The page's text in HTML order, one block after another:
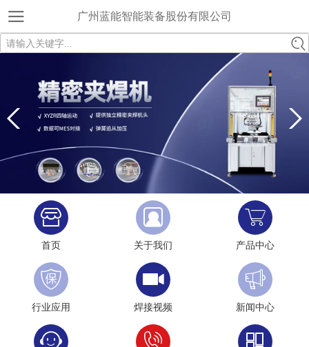
广州蓝能智能装备股份有限公司
请输入关键字...
首页 关于我们 产品中心
行业应用 焊接视频 新闻中心